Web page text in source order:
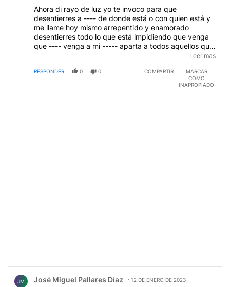
Ahora di rayo de luz yo te invoco para que
desentierres a ---- de donde está o con quien está y
me llame hoy mismo arrepentido y enamorado
desentierres todo lo que está impidiendo que venga
que ---- venga a mi ----- aparta a todos aquellos que
contribuyen a que nos apartemos y que él no piense
me llame y me ame gracias, gracias por tu misterioso
poder que siempre cumple con lo que se le pide,
Leer mas
RESPONDER 0 0 COMPARTIR
MARCAR
COMO
INAPROPIADO
JM José Miguel Pallares Díaz 12 DE ENERO DE 2023